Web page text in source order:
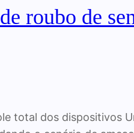
roubo de
total dos dispositivos